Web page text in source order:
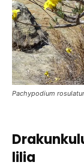
Pachypodium
lilia